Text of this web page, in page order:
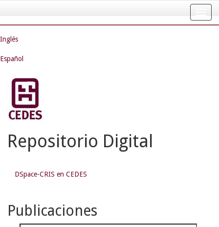
navigation
Inglés
Español
Repositorio Digital
DSpace-CRIS en CEDES
Publicaciones